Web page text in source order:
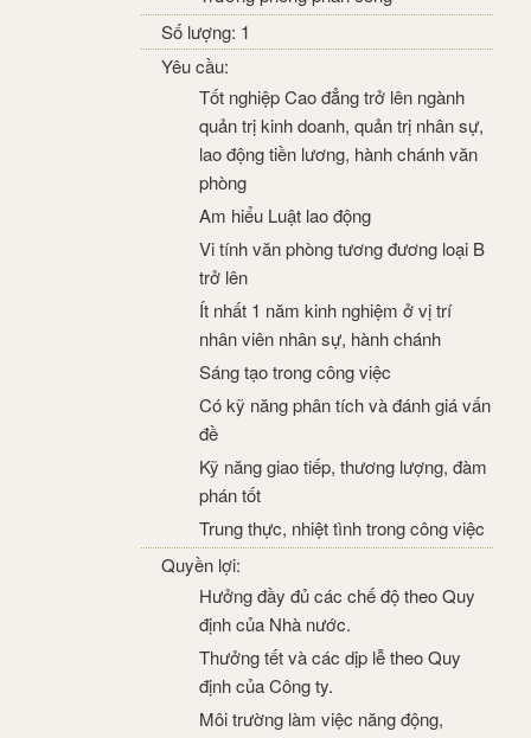
Số lượng: 1
Yêu cầu:
Tốt nghiệp Cao đẳng trở lên ngành
quản trị kinh doanh, quản trị nhân sự,
lao động tiền lương, hành chánh văn
phòng
Am hiểu Luật lao động
Vi tính văn phòng tương đương loại B
trở lên
Ít nhất 1 năm kinh nghiệm ở vị trí
nhân viên nhân sự, hành chánh
Sáng tạo trong công việc
Có kỹ năng phân tích và đánh giá vấn
đề
Kỹ năng giao tiếp, thương lượng, đàm
phán tốt
Trung thực, nhiệt tình trong công việc
Quyền lợi:
Hưởng đầy đủ các chế độ theo Quy
định của Nhà nước.
Thưởng tết và các dịp lễ theo Quy
định của Công ty.
Môi trường làm việc năng động,